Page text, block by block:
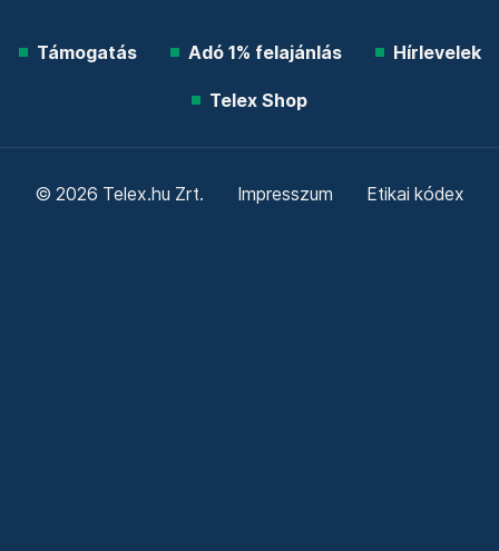
Támogatás Adó 1% felajánlás Hírlevelek
Telex Shop
© 2026 Telex.hu Zrt. Impresszum Etikai kódex